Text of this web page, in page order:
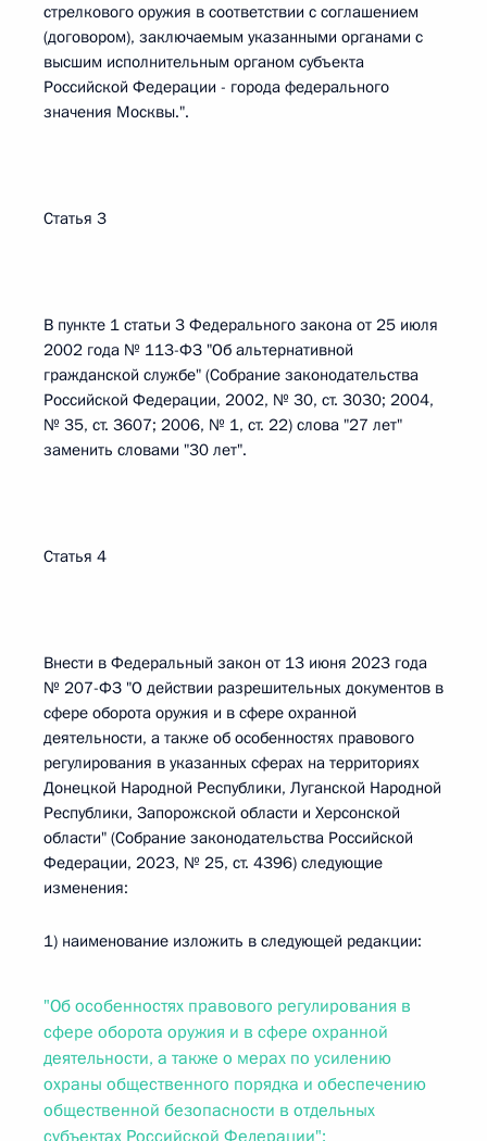
стрелкового оружия в соответствии с соглашением
(договором), заключаемым указанными органами с
высшим исполнительным органом субъекта
Российской Федерации - города федерального
значения Москвы.".
Статья 3
В пункте 1 статьи 3 Федерального закона от 25 июля
2002 года № 113-ФЗ "Об альтернативной
гражданской службе" (Собрание законодательства
Российской Федерации, 2002, № 30, ст. 3030; 2004,
№ 35, ст. 3607; 2006, № 1, ст. 22) слова "27 лет"
заменить словами "30 лет".
Статья 4
Внести в Федеральный закон от 13 июня 2023 года
№ 207-ФЗ "О действии разрешительных документов в
сфере оборота оружия и в сфере охранной
деятельности, а также об особенностях правового
регулирования в указанных сферах на территориях
Донецкой Народной Республики, Луганской Народной
Республики, Запорожской области и Херсонской
области" (Собрание законодательства Российской
Федерации, 2023, № 25, ст. 4396) следующие
изменения:
1) наименование изложить в следующей редакции:
"Об особенностях правового регулирования в
сфере оборота оружия и в сфере охранной
деятельности, а также о мерах по усилению
охраны общественного порядка и обеспечению
общественной безопасности в отдельных